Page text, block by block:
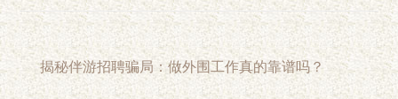
揭秘伴游招聘骗局：做外围工作真的靠谱吗？